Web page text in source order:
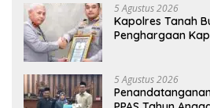
5 Agustus 2026
Kapolres Tanah
Penghargaan
5 Agustus 2026